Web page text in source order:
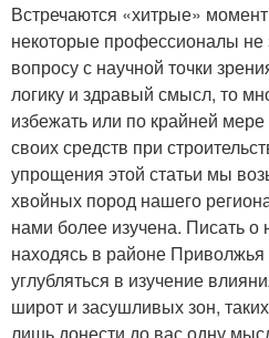
Встречаются «хитрые»
некоторые профессионалы не
вопросу с научной точки
логику и здравый смысл, то
избежать или по крайней
своих средств при
упрощения этой статьи мы
хвойных пород нашего
нами более изучена. Писать
находясь в районе
углубляться в изучение
широт и засушливых зон,